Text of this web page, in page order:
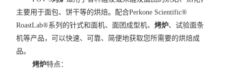
主要用于面包、饼干等的烘焙。配合Perkone Scientific®
RoastLab®系列的针式和面机、面团成型机、烤炉、试验面条
机等产品，可以快速、可靠、简便地获取您所需要的烘焙成
品。
烤炉特点：